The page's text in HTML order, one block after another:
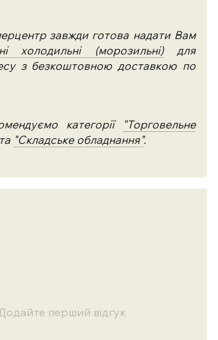
завжди готова надати Вам
холодильні (морозильні)
для
з безкоштовною доставкою по
категорії "Торговельне
"Складське обладнання".
перший відгук